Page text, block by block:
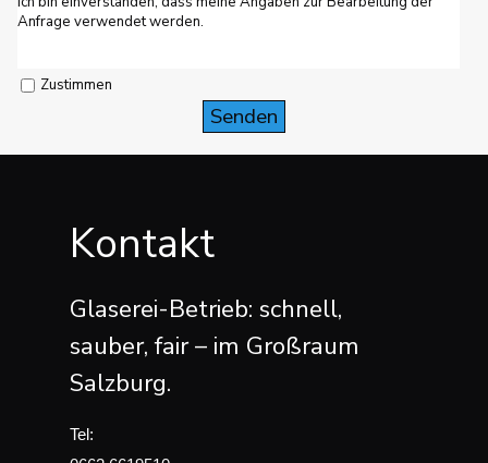
Anfrage verwendet werden.
Zustimmen
Kontakt
Glaserei-Betrieb: schnell,
sauber, fair – im Großraum
Salzburg.
Tel: